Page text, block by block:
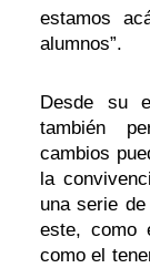
estamos
alumnos”.
Desde su
también
cambios
la
una serie
este, como
como el